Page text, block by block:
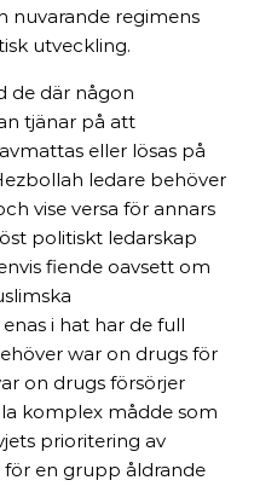
nuvarande regimens
utveckling.
de där någon
tjänar på att
eller lösas på
ledare behöver
vise versa för annars
politiskt ledarskap
fiende oavsett om
i hat har de full
war on drugs för
on drugs försörjer
komplex mådde som
prioritering av
en grupp åldrande